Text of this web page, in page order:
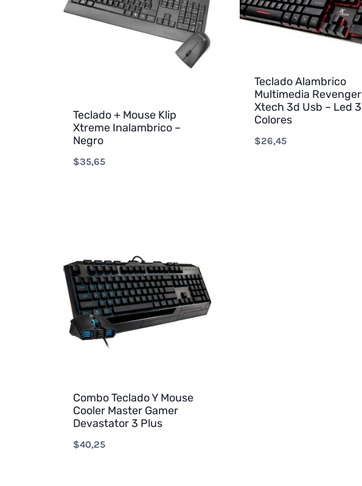
Teclado + Mouse Klip
Xtreme Inalambrico –
Negro
$35,65
Teclado Alambrico
Multimedia Revenger
Xtech 3d Usb – Led 3
Colores
$26,45
Combo Teclado Y Mouse
Cooler Master Gamer
Devastator 3 Plus
$40,25